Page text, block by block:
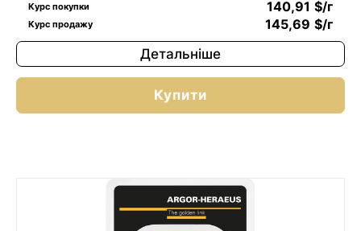
Курс покупки 140,91 $/г
Курс продажу 145,69 $/г
Детальніше
Купити